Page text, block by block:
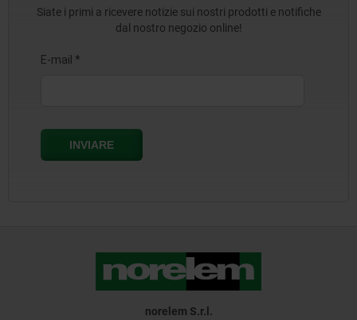
Siate i primi a ricevere notizie sui nostri prodotti e notifiche
dal nostro negozio online!
norelem S.r.l.